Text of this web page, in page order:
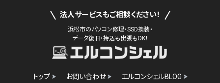
法人サービスもご相談ください！
浜松市のパソコン修理・SSD換装・
データ復旧・持込も出張もOK！
トップ お問い合わせ エルコンシェルBLOG